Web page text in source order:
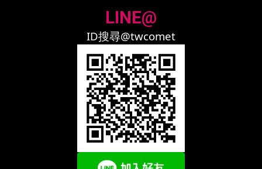
LINE@
ID搜尋@twcomet